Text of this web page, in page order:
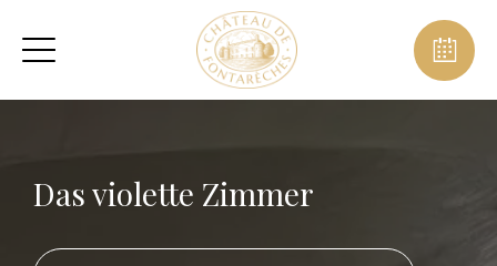
Das violette Zimmer